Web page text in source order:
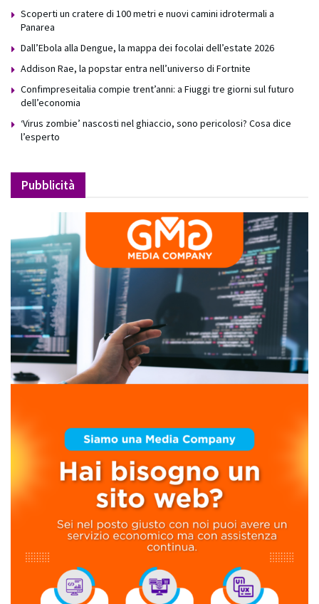
Scoperti un cratere di 100 metri e nuovi camini idrotermali a
Panarea
Dall’Ebola alla Dengue, la mappa dei focolai dell’estate 2026
Addison Rae, la popstar entra nell’universo di Fortnite
Confimpreseitalia compie trent’anni: a Fiuggi tre giorni sul futuro
dell’economia
‘Virus zombie’ nascosti nel ghiaccio, sono pericolosi? Cosa dice
l’esperto
Pubblicità